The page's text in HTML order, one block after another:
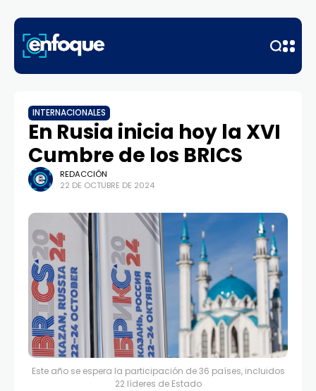
INTERNACIONALES
En Rusia inicia hoy la XVI
Cumbre de los BRICS
REDACCIÓN
22 DE OCTUBRE DE 2024
Este año se espera la participación de 36 países, incluidos
22 líderes de Estado